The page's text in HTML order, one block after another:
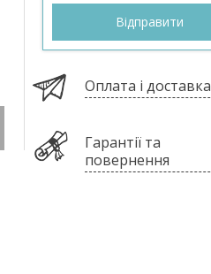
Оплата і доставка
Гарантії та
повернення